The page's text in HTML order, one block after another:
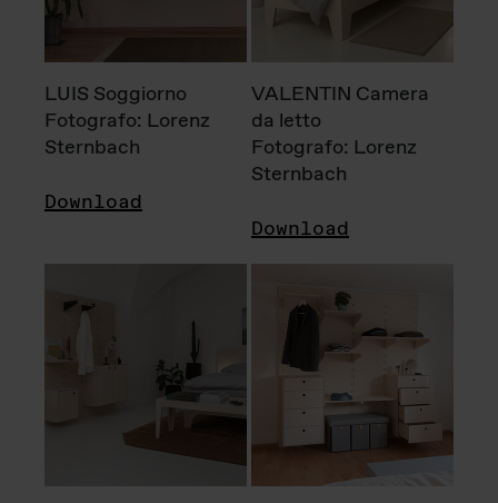
LUIS Soggiorno
Fotografo: Lorenz
Sternbach
Download
VALENTIN Camera
da letto
Fotografo: Lorenz
Sternbach
Download